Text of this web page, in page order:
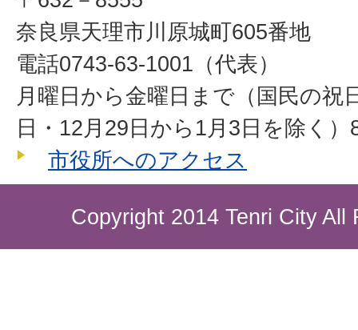
奈良県天理市川原城町605番地
電話0743-63-1001（代表）
月曜日から金曜日まで（国民の祝
日・12月29日から1月3日を除く
市役所へのアクセス
Copyright 2014 Tenri City All